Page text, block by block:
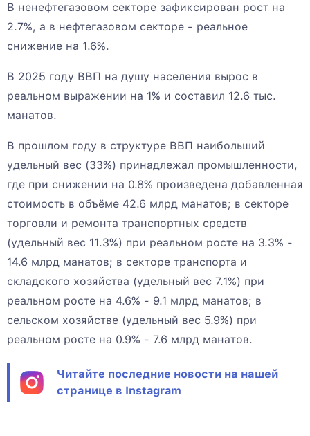
В ненефтегазовом секторе зафиксирован рост на
2.7%, а в нефтегазовом секторе - реальное
снижение на 1.6%.
В 2025 году ВВП на душу населения вырос в
реальном выражении на 1% и составил 12.6 тыс.
манатов.
В прошлом году в структуре ВВП наибольший
удельный вес (33%) принадлежал промышленности,
где при снижении на 0.8% произведена добавленная
стоимость в объёме 42.6 млрд манатов; в секторе
торговли и ремонта транспортных средств
(удельный вес 11.3%) при реальном росте на 3.3% -
14.6 млрд манатов; в секторе транспорта и
складского хозяйства (удельный вес 7.1%) при
реальном росте на 4.6% - 9.1 млрд манатов; в
сельском хозяйстве (удельный вес 5.9%) при
реальном росте на 0.9% - 7.6 млрд манатов.
Читайте последние новости на нашей
странице в Instagram